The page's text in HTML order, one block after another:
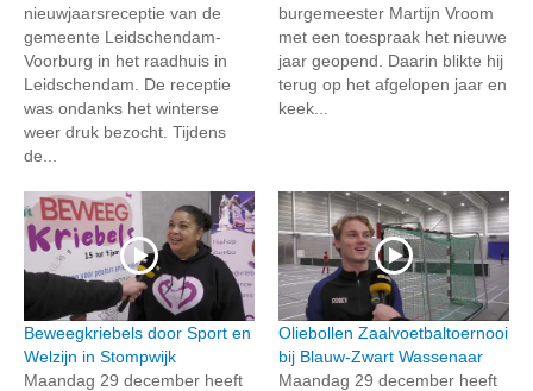
nieuwjaarsreceptie van de
gemeente Leidschendam-
Voorburg in het raadhuis in
Leidschendam. De receptie
was ondanks het winterse
weer druk bezocht. Tijdens
de...
burgemeester Martijn Vroom
met een toespraak het nieuwe
jaar geopend. Daarin blikte hij
terug op het afgelopen jaar en
keek...
Beweegkriebels door Sport en
Welzijn in Stompwijk
Maandag 29 december heeft
Oliebollen Zaalvoetbaltoernooi
bij Blauw-Zwart Wassenaar
Maandag 29 december heeft